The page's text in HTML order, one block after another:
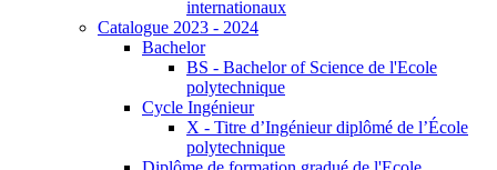
internationaux
Catalogue 2023 - 2024
Bachelor
BS - Bachelor of Science de l'Ecole
polytechnique
Cycle Ingénieur
X - Titre d’Ingénieur diplômé de l’École
polytechnique